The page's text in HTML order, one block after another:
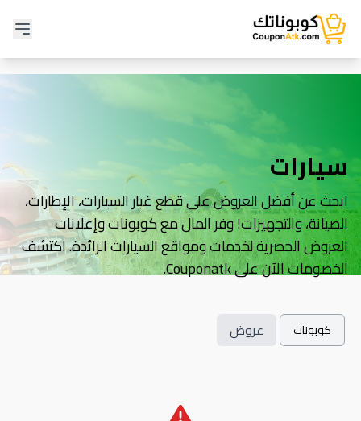
سيارات
ابحث عن أفضل العروض على قطع غيار السيارات، الإطارات،
الصيانة، والتجهيزات! وفر المال مع كوبونات وإعلانات
العروض الحصرية لخدمات ومواقع السيارات الرائدة. اكتشف
الخصومات الآن على Couponatk.
كوبونات عروض